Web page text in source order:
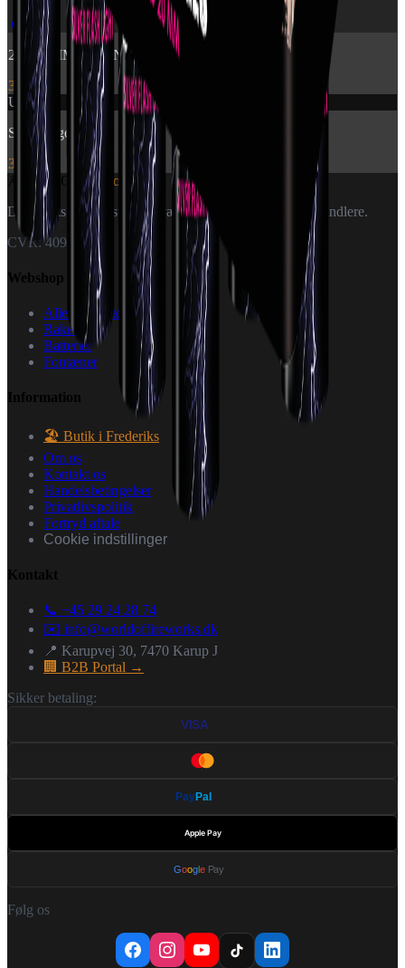
🎆
2840 - TIME RAIN WILLOW CROSSETTE FAN
399 kr.
Udsolgt
Silver Tiger Tails
399 kr.
🎆
World Of
Fireworks
Danmarks specialister i fyrværkeri — til private og forhandlere.
CVR: 40926151
Webshop
Alle produkter
Raketter
Batterier
Fontæner
Information
🏖️ Butik i Frederiks
Om os
Kontakt os
Handelsbetingelser
Privatlivspolitik
Fortryd aftale
Cookie indstillinger
Kontakt
📞 +45 29 24 28 74
✉️ info@worldoffireworks.dk
📍 Karupvej 30, 7470 Karup J
🏢 B2B Portal →
Sikker betaling:
VISA
PayPal
Apple Pay
Google Pay
Følg os